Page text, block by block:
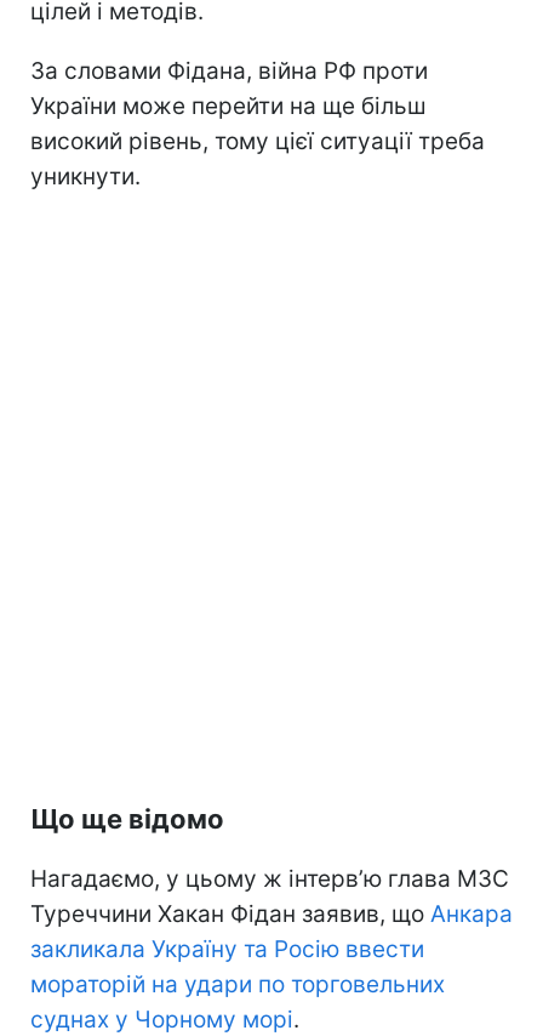
цілей і методів.
За словами Фідана, війна РФ проти
України може перейти на ще більш
високий рівень, тому цієї ситуації треба
уникнути.
Що ще відомо
Нагадаємо, у цьому ж інтерв’ю глава МЗС
Туреччини Хакан Фідан заявив, що Анкара
закликала Україну та Росію ввести
мораторій на удари по торговельних
суднах у Чорному морі.